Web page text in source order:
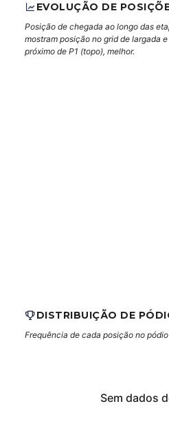
EVOLUÇÃO DE
Posição de chegada ao longo das
mostram posição no grid de largada
próximo de P1 (topo), melhor.
DISTRIBUIÇÃO DE
Frequência de cada posição no pódio
Sem dados